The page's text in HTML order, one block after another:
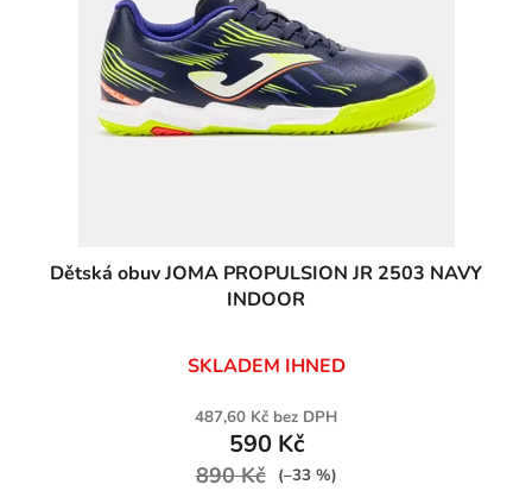
Dětská obuv JOMA PROPULSION JR 2503 NAVY
INDOOR
SKLADEM IHNED
487,60 Kč bez DPH
590 Kč
890 Kč (–33 %)